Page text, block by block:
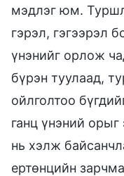
мэдлэг юм.
гэрэл, гэгээрэл
үнэнийг орлож
бүрэн туулаад,
ойлголтоо
ганц үнэний
нь хэлж
ертөнцийн